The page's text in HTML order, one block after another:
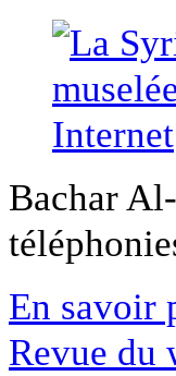
Bachar
En savoir
Revue du